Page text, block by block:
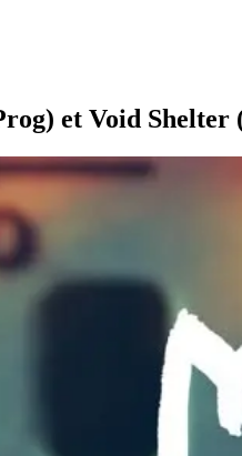
et Void